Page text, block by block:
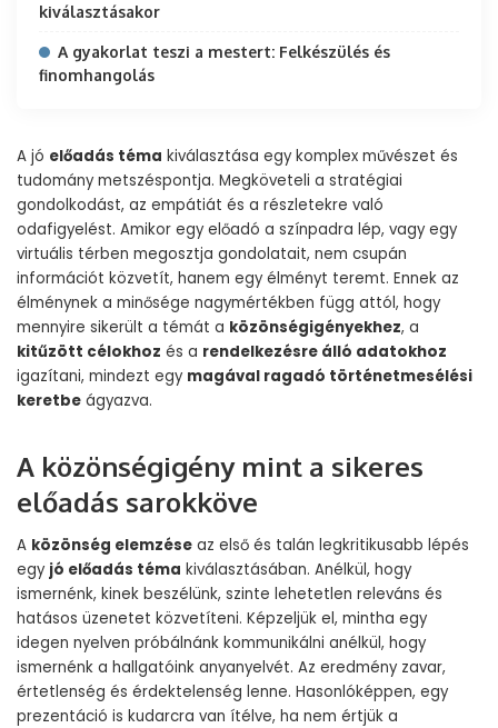
kiválasztásakor
A gyakorlat teszi a mestert: Felkészülés és
finomhangolás
A jó előadás téma kiválasztása egy komplex művészet és
tudomány metszéspontja. Megköveteli a stratégiai
gondolkodást, az empátiát és a részletekre való
odafigyelést. Amikor egy előadó a színpadra lép, vagy egy
virtuális térben megosztja gondolatait, nem csupán
információt közvetít, hanem egy élményt teremt. Ennek az
élménynek a minősége nagymértékben függ attól, hogy
mennyire sikerült a témát a közönségigényekhez, a
kitűzött célokhoz és a rendelkezésre álló adatokhoz
igazítani, mindezt egy magával ragadó történetmesélési
keretbe ágyazva.
A közönségigény mint a sikeres
előadás sarokköve
A közönség elemzése az első és talán legkritikusabb lépés
egy jó előadás téma kiválasztásában. Anélkül, hogy
ismernénk, kinek beszélünk, szinte lehetetlen releváns és
hatásos üzenetet közvetíteni. Képzeljük el, mintha egy
idegen nyelven próbálnánk kommunikálni anélkül, hogy
ismernénk a hallgatóink anyanyelvét. Az eredmény zavar,
értetlenség és érdektelenség lenne. Hasonlóképpen, egy
prezentáció is kudarcra van ítélve, ha nem értjük a